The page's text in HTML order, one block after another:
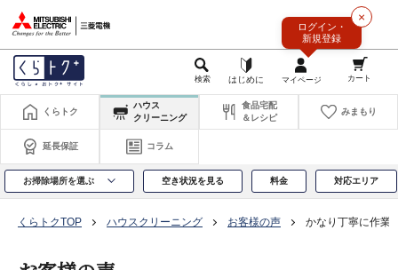
×
ログイン・
新規登録
くらトク
ハウス
クリーニング
食品宅配
＆レシピ
みまもり
延長保証 コラム
お掃除場所を選ぶ 空き状況を見る 料金 対応エリア
くらトクTOP ハウスクリーニング お客様の声 かなり丁寧に作業